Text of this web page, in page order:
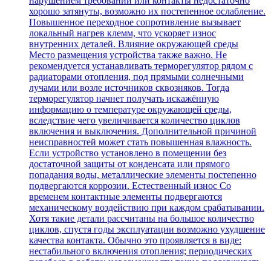
хорошо затянуты, возможно их постепенное ослабление.
Повышенное переходное сопротивление вызывает
локальный нагрев клемм, что ускоряет износ
внутренних деталей. Влияние окружающей среды
Место размещения устройства также важно. Не
рекомендуется устанавливать терморегулятор рядом с
радиаторами отопления, под прямыми солнечными
лучами или возле источников сквозняков. Тогда
терморегулятор начнет получать искажённую
информацию о температуре окружающей среды,
вследствие чего увеличивается количество циклов
включения и выключения. Дополнительной причиной
неисправностей может стать повышенная влажность.
Если устройство установлено в помещении без
достаточной защиты от конденсата или прямого
попадания воды, металлические элементы постепенно
подвергаются коррозии. Естественный износ Со
временем контактные элементы подвергаются
механическому воздействию при каждом срабатывании.
Хотя такие детали рассчитаны на большое количество
циклов, спустя годы эксплуатации возможно ухудшение
качества контакта. Обычно это проявляется в виде:
нестабильного включения отопления; периодических